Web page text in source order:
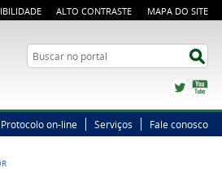
ALTO CONTRASTE MAPA DO SITE
Busca
Twitter
Protocolo on-line Serviços Fale conosco